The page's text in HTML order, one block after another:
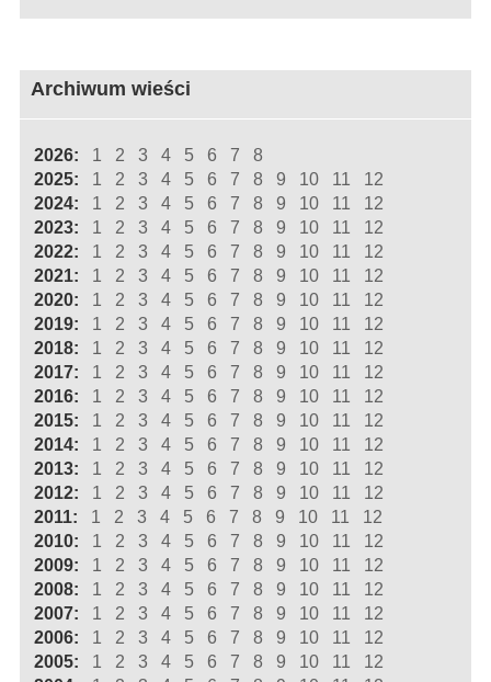
Archiwum wieści
2026: 1 2 3 4 5 6 7
8
2025:
1 2 3 4 5 6 7 8 9 10 11
12
2024:
1 2 3 4 5 6 7 8 9 10 11
12
2023:
1 2 3 4 5 6 7 8 9 10 11
12
2022:
1 2 3 4 5 6 7 8 9 10 11
12
2021:
1 2 3 4 5 6 7 8 9 10 11
12
2020:
1 2 3 4 5 6 7 8 9 10 11
12
2019:
1 2 3 4 5 6 7 8 9 10 11
12
2018:
1 2 3 4 5 6 7 8 9 10 11
12
2017:
1 2 3 4 5 6 7 8 9 10 11
12
2016:
1 2 3 4 5 6 7 8 9 10 11
12
2015:
1 2 3 4 5 6 7 8 9 10 11
12
2014:
1 2 3 4 5 6 7 8 9 10 11
12
2013:
1 2 3 4 5 6 7 8 9 10 11
12
2012:
1 2 3 4 5 6 7 8 9 10 11
12
2011:
1 2 3 4 5 6 7 8 9 10 11
12
2010:
1 2 3 4 5 6 7 8 9 10 11
12
2009:
1 2 3 4 5 6 7 8 9 10 11
12
2008:
1 2 3 4 5 6 7 8 9 10 11
12
2007:
1 2 3 4 5 6 7 8 9 10 11
12
2006:
1 2 3 4 5 6 7 8 9 10 11
12
2005:
1 2 3 4 5 6 7 8 9 10 11
12